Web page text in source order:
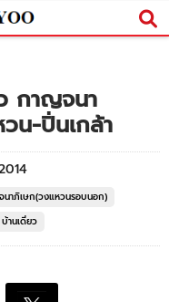
กาญจนา
น-ปิ่นเกล้า
าภิเษก(วงแหวนรอบนอก)
านเดี่ยว